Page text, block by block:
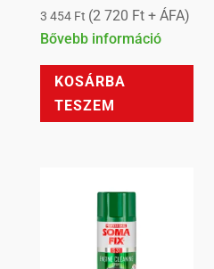
3 454 Ft (2 720 Ft+ ÁFA)
Bővebb információ
KOSÁRBA
TESZEM